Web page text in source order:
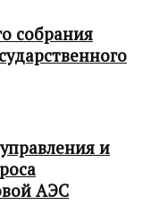
собрания
и
АЭС